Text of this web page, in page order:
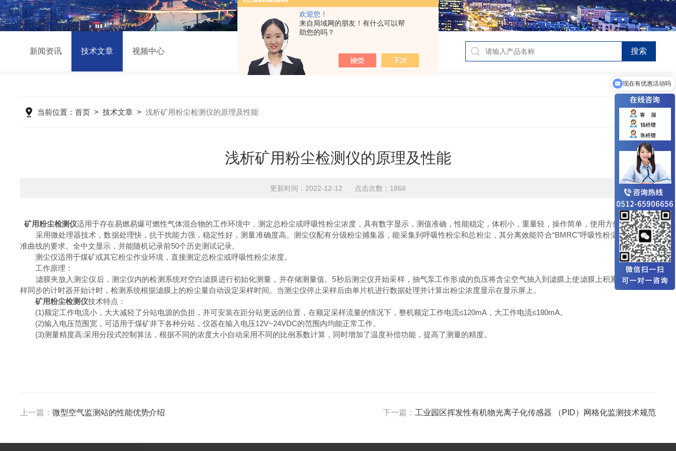
欢迎您！
来自局域网的朋友！有什么可以帮
助您的吗？
新闻资讯 技术文章 视频中心
当前位置：首页 >技术文章 >浅析矿用粉尘检测仪的原理及性能
浅析矿用粉尘检测仪的原理及性能
更新时间：2022-12-12 点击次数：1866
矿用粉尘检测仪适用于存在易燃易爆可燃性气体混合物的工作环境中，测定总粉尘或呼吸性粉尘浓度，具有数字显示，测值准确，性能稳定，体积小，重量轻，操作简单，使用方便等特点。
采用微处理器技术，数据处理快，抗干扰能力强，稳定性好，测量准确度高。测尘仪配有分级粉尘捕集器，能采集到呼吸性粉尘和总粉尘，其分离效能符合“BMRC"呼吸性粉尘分离效能标
准曲线的要求。全中文显示，并能随机记录前50个历史测试记录。
测尘仪适用于煤矿或其它粉尘作业环境，直接测定总粉尘或呼吸性粉尘浓度。
工作原理：
滤膜夹放入测尘仪后，测尘仪内的检测系统对空白滤膜进行初始化测量，并存储测量值。5秒后测尘仪开始采样，抽气泵工作形成的负压将含尘空气抽入到滤膜上使滤膜上积累粉尘，与采
样同步的计时器开始计时，检测系统根据滤膜上的粉尘量自动设定采样时间。当测尘仪停止采样后由单片机进行数据处理并计算出粉尘浓度显示在显示屏上。
矿用粉尘检测仪技术特点：
(1)额定工作电流小，大大减轻了分站电源的负担，并可安装在距分站更远的位置，在额定采样流量的情况下，整机额定工作电流≤120mA，大工作电流≤180mA。
(2)输入电压范围宽，可适用于煤矿井下各种分站，仪器在输入电压12V~24VDC的范围内均能正常工作。
(3)测量精度高:采用分段式控制算法，根据不同的浓度大小自动采用不同的比例系数计算，同时增加了温度补偿功能，提高了测量的精度。
上一篇：微型空气监测站的性能优势介绍 下一篇： 工业园区挥发性有机物光离子化传感器 （PID）网格化监测技术规范
现在有优惠活动吗